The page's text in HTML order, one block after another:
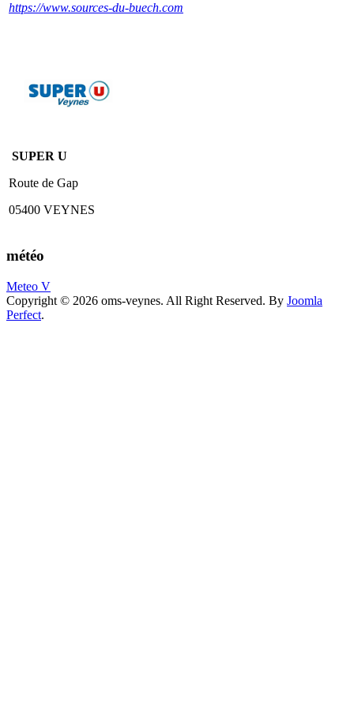
https://www.sources-du-buech.com
SUPER U
Route de Gap
05400 VEYNES
météo
Meteo V
Copyright © 2026 oms-veynes. All Right Reserved. By Joomla
Perfect.